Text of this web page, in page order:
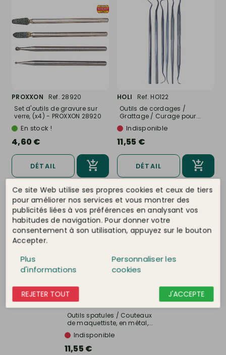
PROXXON
Ref. 28920
Set d'outils de gravure sur
verre, (x4) - PROXXON 28920
En stock !
4,60 €
DÉTAIL
HOLI
Ref. HO122
Outils de cordages /
Grattage / Curage pour...
Indisponible
11,55 €
DÉTAIL
HOLI
Outils spatules / Couteaux
de maquettiste, en métal,...
Indisponible
11,55 €
Ce site Web utilise ses propres cookies et ceux de tiers
pour améliorer nos services et vous montrer des
publicités liées à vos préférences en analysant vos
habitudes de navigation. Pour donner votre
consentement à son utilisation, appuyez sur le bouton
Accepter.
Plus
d'informations
Personnaliser les
cookies
REJETER TOUT J'ACCEPTE